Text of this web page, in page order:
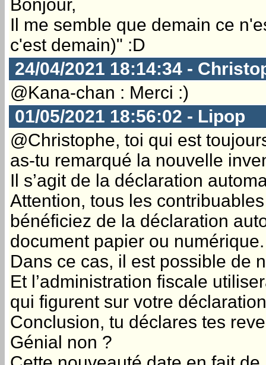
Bonjour,
Il me semble que demain ce
c'est demain)" :D
24/04/2021 18:14:34 -
@Kana-chan : Merci :)
01/05/2021 18:56:02 - Lipop
@Christophe, toi qui est
as-tu remarqué la nouvelle
Il s’agit de la déclaration
Attention, tous les
bénéficiez de la déclaration
document papier ou numérique.
Dans ce cas, il est possible de
Et l’administration fiscale
qui figurent sur votre
Conclusion, tu déclares tes
Génial non ?